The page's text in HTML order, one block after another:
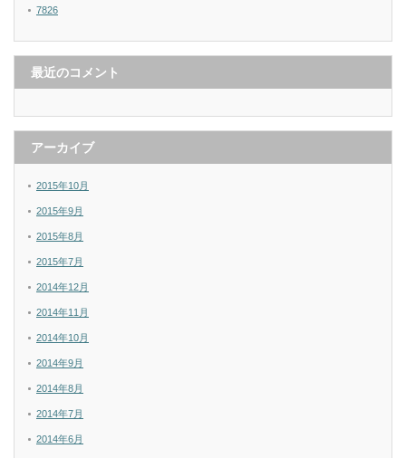
7826
最近のコメント
アーカイブ
2015年10月
2015年9月
2015年8月
2015年7月
2014年12月
2014年11月
2014年10月
2014年9月
2014年8月
2014年7月
2014年6月